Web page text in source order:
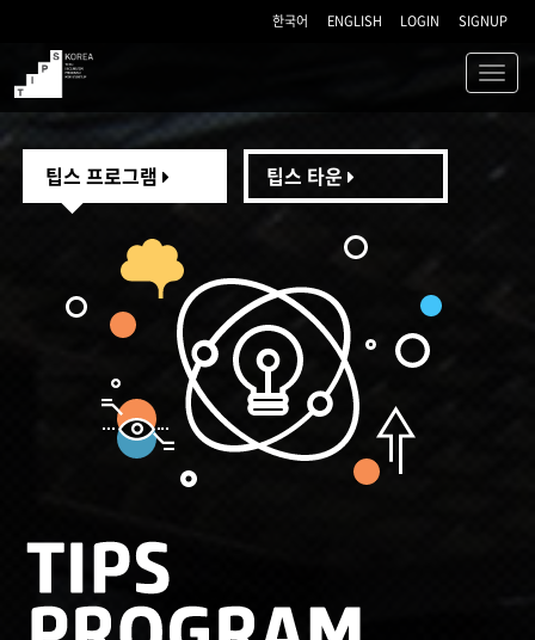
한국어 ENGLISH LOGIN SIGNUP
TIPS
팁스 프로그램 팁스 타운